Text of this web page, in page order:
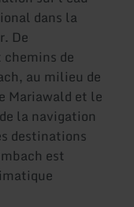
dans la
De
de
au milieu de
Mariawald et le
la navigation
destinations
est